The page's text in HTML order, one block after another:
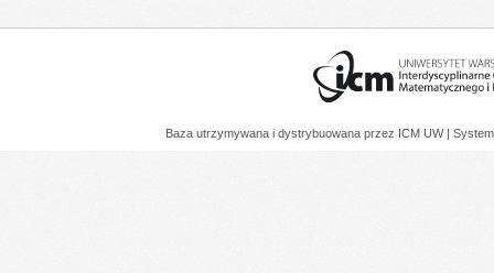
Baza utrzymywana i dystrybuowana przez ICM UW |